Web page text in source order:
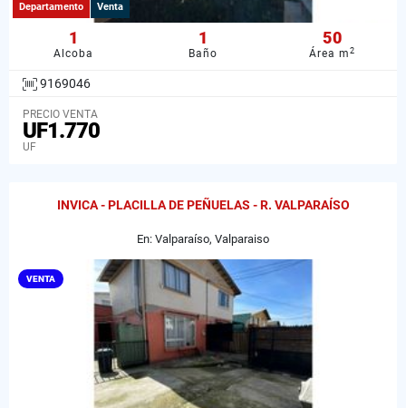
Departamento Venta
1
Alcoba
1
Baño
50
Área m2
9169046
PRECIO VENTA
UF1.770
UF
INVICA - PLACILLA DE PEÑUELAS - R. VALPARAÍSO
En: Valparaíso, Valparaiso
VENTA